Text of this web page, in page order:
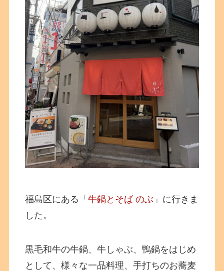
福島区にある「牛鍋とそば のぶ 」に行きま
した。
黒毛和牛の牛鍋、牛しゃぶ、鴨鍋をはじめ
として、様々な一品料理、手打ちのお蕎麦